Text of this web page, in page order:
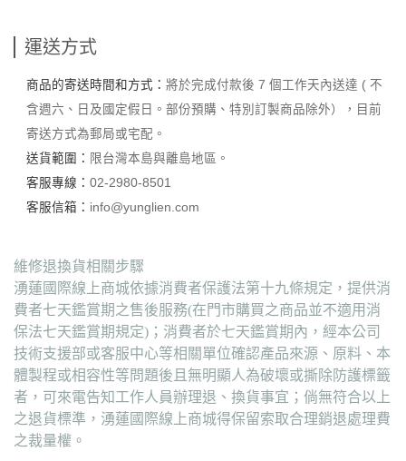
運送方式
商品的寄送時間和方式： 將於完成付款後 7 個工作天內送達 ( 不
含週六、日及國定假日。部份預購、特別訂製商品除外），目前
寄送方式為郵局或宅配。
送貨範圍： 限台灣本島與離島地區。
客服專線： 02-2980-8501
客服信箱： info@yunglien.com
維修退換貨相關步驟
湧蓮國際線上商城依據消費者保護法第十九條規定，提供消
費者七天鑑賞期之售後服務(在門市購買之商品並不適用消
保法七天鑑賞期規定)；消費者於七天鑑賞期內，經本公司
技術支援部或客服中心等相關單位確認產品來源、原料、本
體製程或相容性等問題後且無明顯人為破壞或撕除防護標籤
者，可來電告知工作人員辦理退、換貨事宜；倘無符合以上
之退貨標準，湧蓮國際線上商城得保留索取合理銷退處理費
之裁量權。